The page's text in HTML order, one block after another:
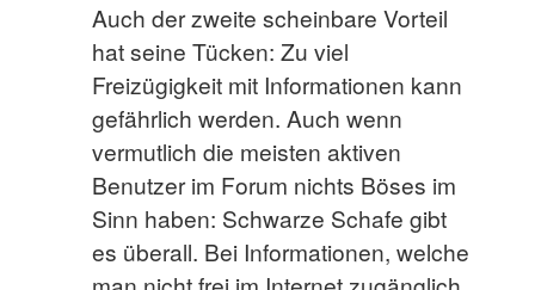
Auch der zweite scheinbare Vorteil
hat seine Tücken: Zu viel
Freizügigkeit mit Informationen kann
gefährlich werden. Auch wenn
vermutlich die meisten aktiven
Benutzer im Forum nichts Böses im
Sinn haben: Schwarze Schafe gibt
es überall. Bei Informationen, welche